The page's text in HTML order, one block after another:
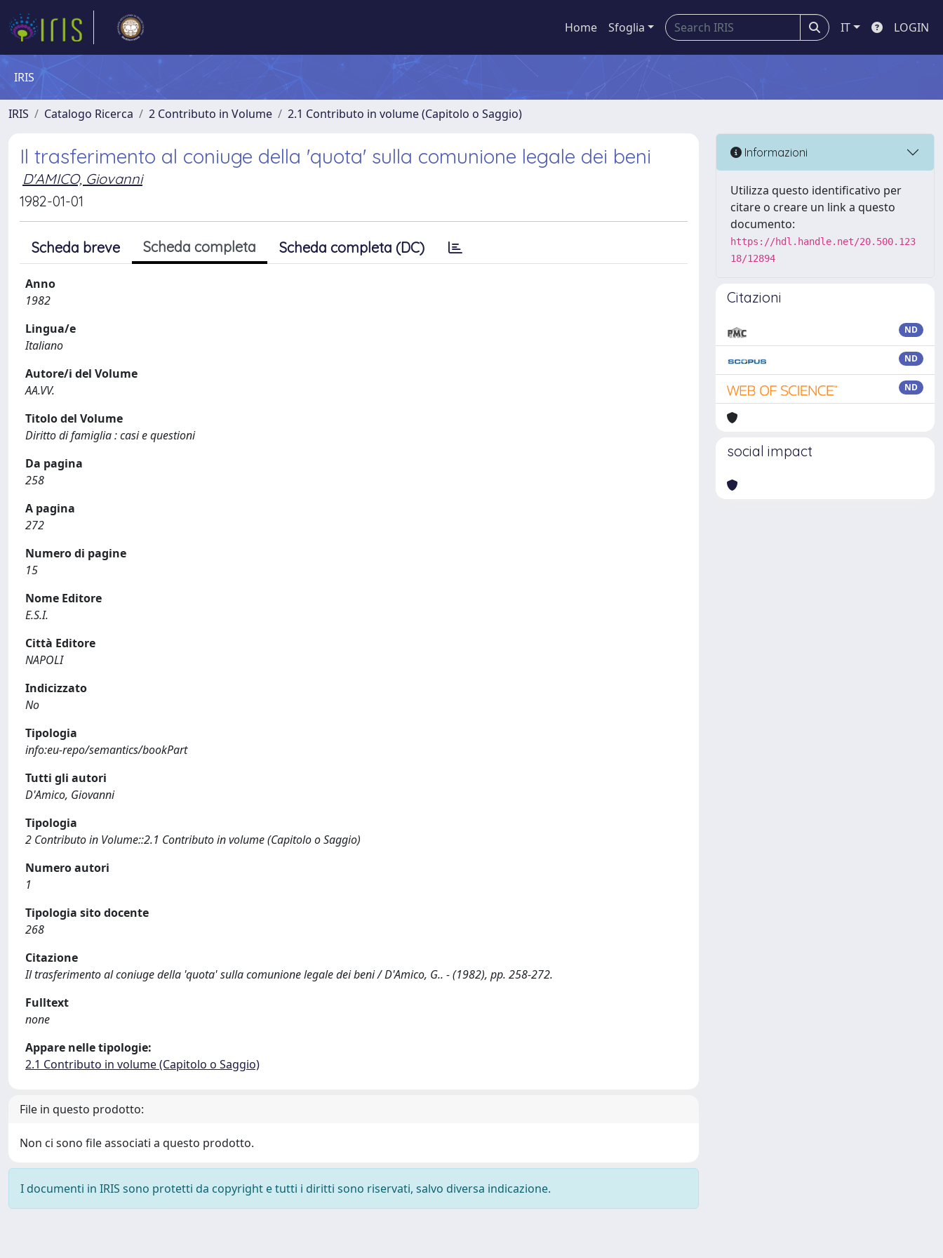
Home Sfoglia IT LOGIN
IRIS
IRIS Catalogo Ricerca 2 Contributo in Volume 2.1 Contributo in volume (Capitolo o Saggio)
Il trasferimento al coniuge della 'quota' sulla comunione legale dei beni
D'AMICO, Giovanni
1982-01-01
Scheda breve Scheda completa Scheda completa (DC)
Anno
1982
Lingua/e
Italiano
Autore/i del Volume
AA.VV.
Titolo del Volume
Diritto di famiglia : casi e questioni
Da pagina
258
A pagina
272
Numero di pagine
15
Nome Editore
E.S.I.
Città Editore
NAPOLI
Indicizzato
No
Tipologia
info:eu-repo/semantics/bookPart
Tutti gli autori
D'Amico, Giovanni
Tipologia
2 Contributo in Volume::2.1 Contributo in volume (Capitolo o Saggio)
Numero autori
1
Tipologia sito docente
268
Citazione
Il trasferimento al coniuge della 'quota' sulla comunione legale dei beni / D'Amico, G.. - (1982), pp. 258-272.
Fulltext
none
Appare nelle tipologie:
2.1 Contributo in volume (Capitolo o Saggio)
File in questo prodotto:
Non ci sono file associati a questo prodotto.
I documenti in IRIS sono protetti da copyright e tutti i diritti sono riservati, salvo diversa indicazione.
Informazioni
Utilizza questo identificativo per
citare o creare un link a questo
documento:
https://hdl.handle.net/20.500.123
18/12894
Citazioni
ND
ND
ND
social impact